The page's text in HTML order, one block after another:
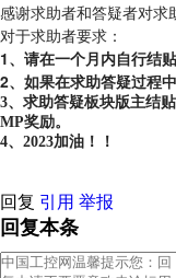
感谢求助者和答疑者对求
对于求助者要求：
1、请在一个月内自行结
2、如果在求助答疑过程
3、求助答疑板块版主结
MP奖励。
4、2023加油！！
回复 引用 举报
回复本条